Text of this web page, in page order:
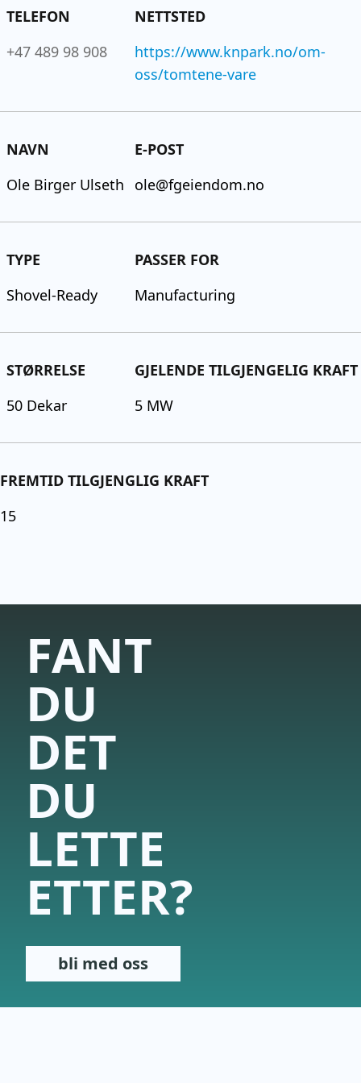
TELEFON
+47 489 98 908
NETTSTED
https://www.knpark.no/om-
oss/tomtene-vare
NAVN
Ole Birger Ulseth
E-POST
ole@fgeiendom.no
TYPE
Shovel-Ready
PASSER FOR
Manufacturing
STØRRELSE
50 Dekar
GJELENDE TILGJENGELIG KRAFT
5 MW
FREMTID TILGJENGLIG KRAFT
15
FANT
DU
DET
DU
LETTE
ETTER?
bli med oss